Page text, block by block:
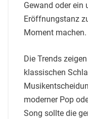
Gewand oder ein
Eröffnungstanz
Moment machen.
Die Trends
klassischen
moderner Pop
Song sollte die